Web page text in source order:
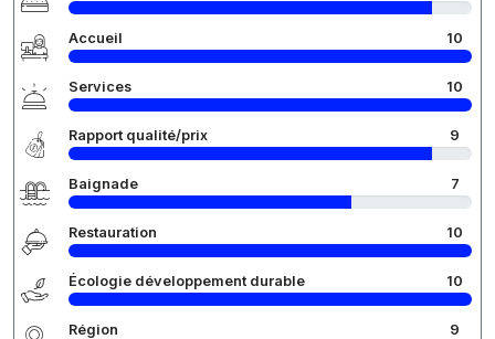
Accueil 10
Services 10
Rapport qualité/prix 9
Baignade 7
Restauration 10
Écologie développement durable 10
Région 9